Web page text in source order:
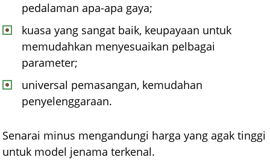
pedalaman apa-apa gaya;
kuasa yang sangat baik, keupayaan untuk
memudahkan menyesuaikan pelbagai
parameter;
universal pemasangan, kemudahan
penyelenggaraan.
Senarai minus mengandungi harga yang agak tinggi
untuk model jenama terkenal.